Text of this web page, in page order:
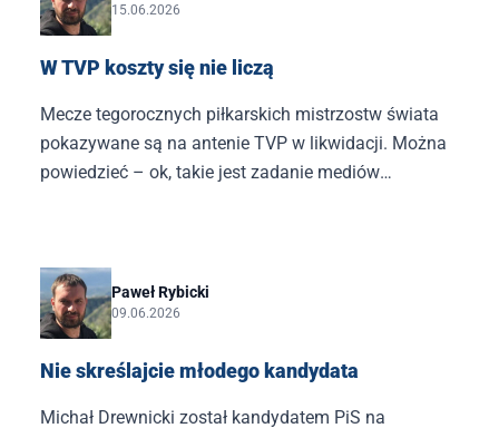
15.06.2026
W TVP koszty się nie liczą
Mecze tegorocznych piłkarskich mistrzostw świata
pokazywane są na antenie TVP w likwidacji. Można
powiedzieć – ok, takie jest zadanie mediów
Paweł Rybicki
09.06.2026
Nie skreślajcie młodego kandydata
Michał Drewnicki został kandydatem PiS na